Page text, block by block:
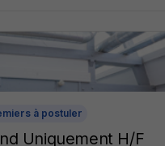
à postuler
Uniquement H/F